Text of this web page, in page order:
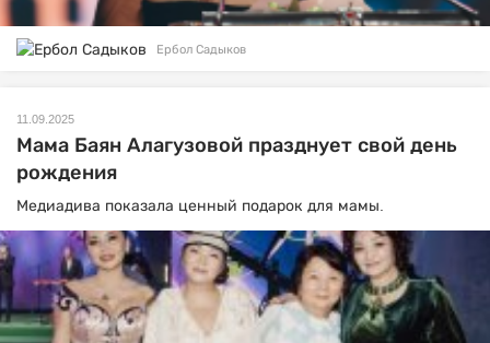
Ербол Садыков
11.09.2025
Мама Баян Алагузовой празднует свой день
рождения
Медиадива показала ценный подарок для мамы.